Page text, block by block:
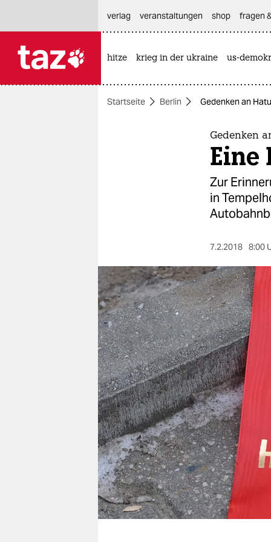
themen
berlin
nord
wahrheit
verlag
verlag
veranstaltungen
shop
fragen & hilfe
unterstützen
abo
genossenschaft
verlag
veranstaltungen shop fragen
hitze krieg in der ukraine us-
Startseite Berlin Gedenken an
Gedenken
Eine
Zur
in
7.2.2018 8:00